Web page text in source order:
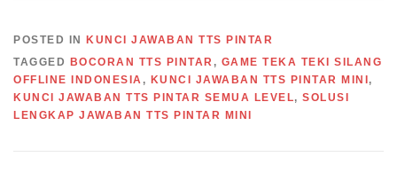
POSTED IN
KUNCI JAWABAN TTS PINTAR
TAGGED
BOCORAN TTS PINTAR , GAME TEKA TEKI SILANG
OFFLINE INDONESIA , KUNCI JAWABAN TTS PINTAR MINI ,
KUNCI JAWABAN TTS PINTAR SEMUA LEVEL, SOLUSI
LENGKAP JAWABAN TTS PINTAR MINI